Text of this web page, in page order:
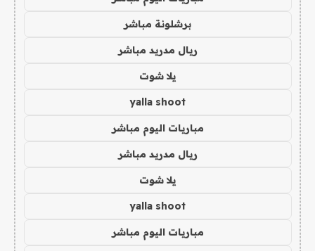
برشلونة مباشر
ريال مدريد مباشر
يلا شوت
yalla shoot
مباريات اليوم مباشر
ريال مدريد مباشر
يلا شوت
yalla shoot
مباريات اليوم مباشر